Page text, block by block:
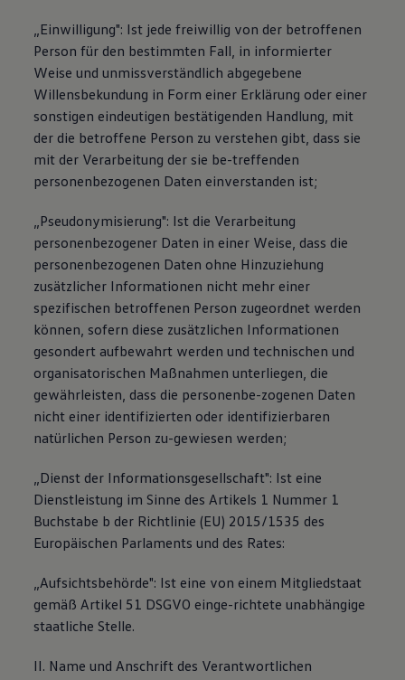
„Einwilligung": Ist jede freiwillig von der betroffenen
Person für den bestimmten Fall, in informierter
Weise und unmissverständlich abgegebene
Willensbekundung in Form einer Erklärung oder einer
sonstigen eindeutigen bestätigenden Handlung, mit
der die betroffene Person zu verstehen gibt, dass sie
mit der Verarbeitung der sie be-treffenden
personenbezogenen Daten einverstanden ist;
„Pseudonymisierung": Ist die Verarbeitung
personenbezogener Daten in einer Weise, dass die
personenbezogenen Daten ohne Hinzuziehung
zusätzlicher Informationen nicht mehr einer
spezifischen betroffenen Person zugeordnet werden
können, sofern diese zusätzlichen Informationen
gesondert aufbewahrt werden und technischen und
organisatorischen Maßnahmen unterliegen, die
gewährleisten, dass die personenbe-zogenen Daten
nicht einer identifizierten oder identifizierbaren
natürlichen Person zu-gewiesen werden;
„Dienst der Informationsgesellschaft": Ist eine
Dienstleistung im Sinne des Artikels 1 Nummer 1
Buchstabe b der Richtlinie (EU) 2015/1535 des
Europäischen Parlaments und des Rates:
„Aufsichtsbehörde": Ist eine von einem Mitgliedstaat
gemäß Artikel 51 DSGVO einge-richtete unabhängige
staatliche Stelle.
II. Name und Anschrift des Verantwortlichen